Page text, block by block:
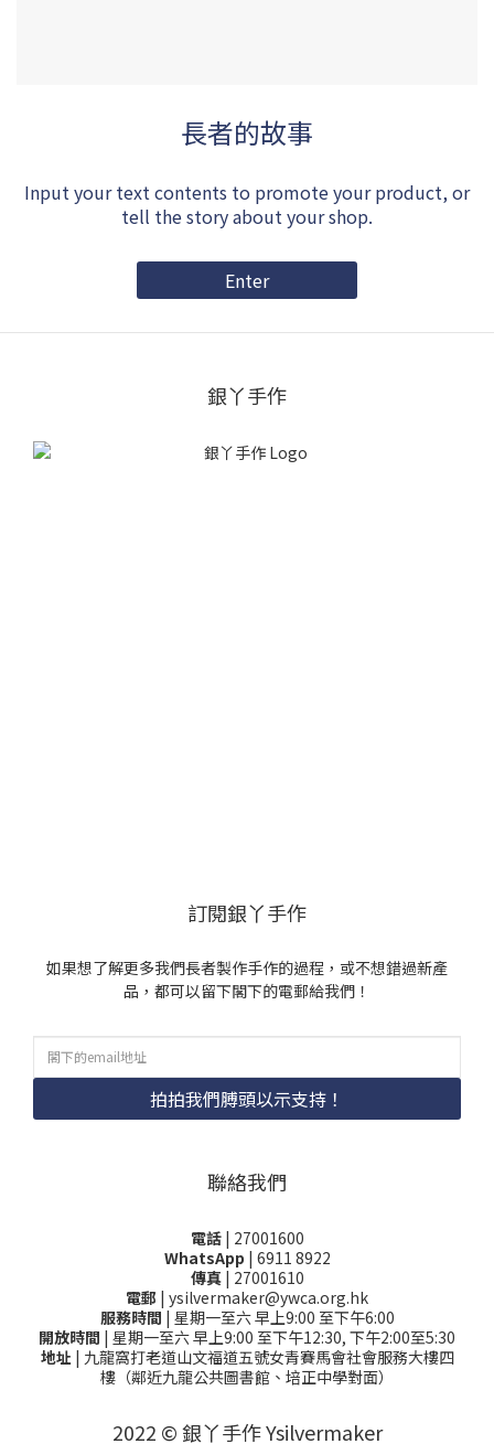
長者的故事
Input your text contents to promote your product, or
tell the story about your shop.
Enter
銀丫手作
訂閱銀丫手作
如果想了解更多我們長者製作手作的過程，或不想錯過新產
品，都可以留下閣下的電郵給我們！
拍拍我們膊頭以示支持！
聯絡我們
電話 | 27001600
WhatsApp | 6911 8922
傳真| 27001610
電郵 | ysilvermaker@ywca.org.hk
服務時間 | 星期一至六 早上9:00 至下午6:00
開放時間 | 星期一至六 早上9:00 至下午12:30, 下午2:00至5:30
地址 | 九龍窩打老道山文福道五號女青賽馬會社會服務大樓四
樓（鄰近九龍公共圖書館、培正中學對面）
2022 © 銀丫手作 Ysilvermaker